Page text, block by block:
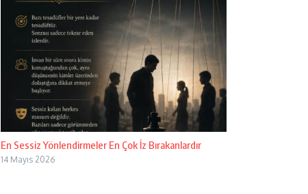
En Sessiz Yönlendirmeler En Çok İz Bırakanlardır
14 Mayıs 2026